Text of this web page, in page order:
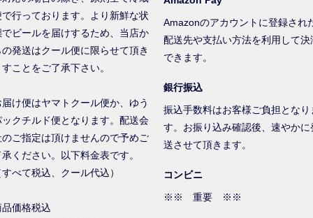
で行っております。より新鮮な状
でビールを届けするため、当店か
の発送はクール便に限らせて頂き
ことをご了承下さい。
届け便はヤマトクール便か、ゆう
ックチルド便となります。配送会
のご指定は頂けませんので予めご
ください。以下料金表です。
べて税込、クール代込）
品価格税込
Amazonのアカウントに登録され
配送先や支払い方法を利用して決
できます。
銀行振込
振込手数料はお客様ご負担となり
す。お振り込み確認後、速やかに
送させて頂きます。
コンビニ
※※ 重要 ※※